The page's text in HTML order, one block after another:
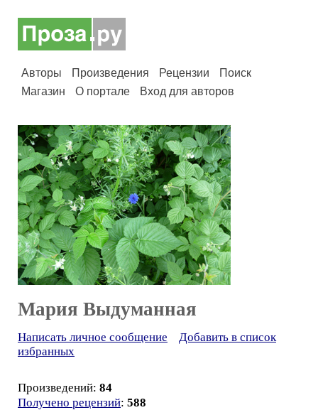
Авторы Произведения Рецензии
Поиск
Магазин
О портале Вход для авторов
Мария Выдуманная
Написать личное сообщение
Добавить в список
избранных
Произведений: 84
Получено рецензий: 588